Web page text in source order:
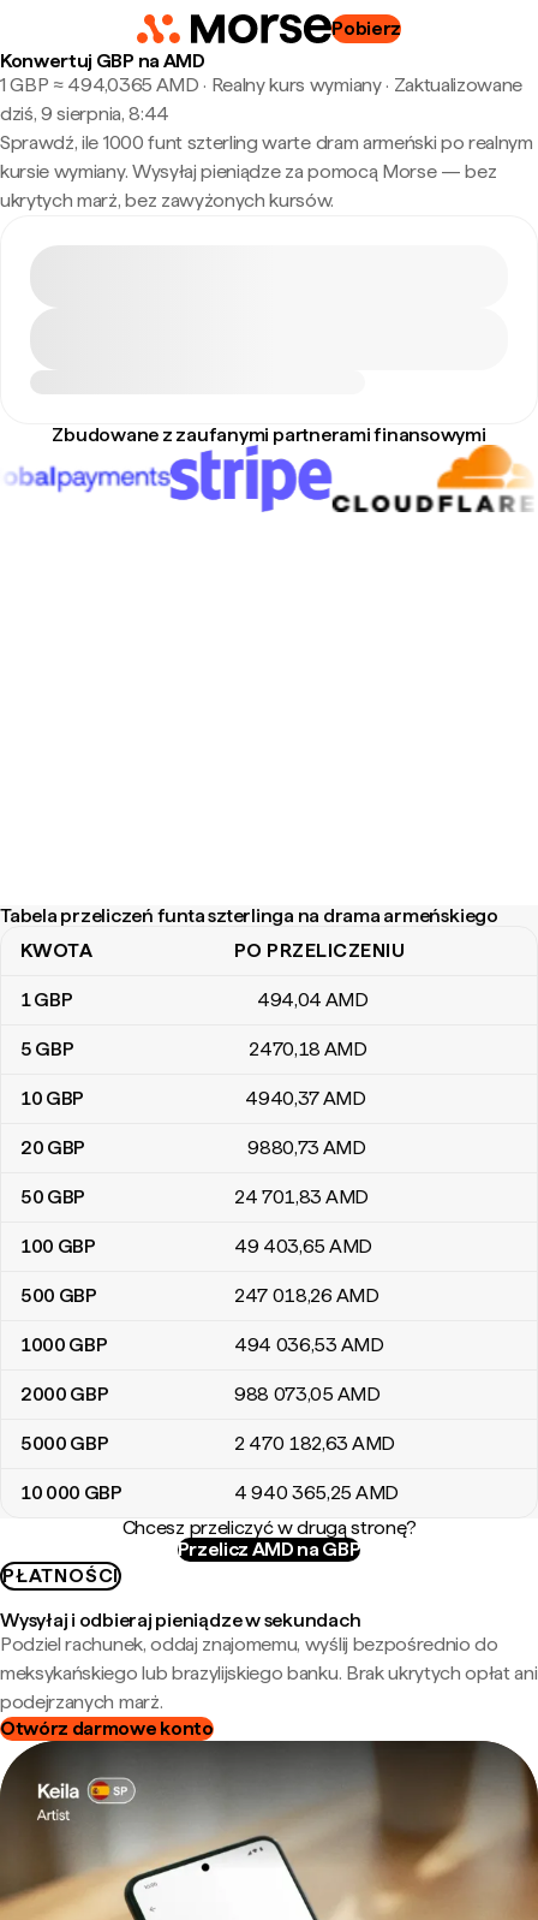
Pobierz
Konwertuj GBP na AMD
1 GBP ≈ 494,0365 AMD · Realny kurs wymiany· Zaktualizowane
dziś, 9 sierpnia, 8:44
Sprawdź, ile 1000 funt szterling warte dram armeński po realnym
kursie wymiany. Wysyłaj pieniądze za pomocą Morse — bez
ukrytych marż, bez zawyżonych kursów.
Zbudowane z zaufanymi partnerami finansowymi
Tabela przeliczeń funta szterlinga na drama armeńskiego
Tabela przeliczeń funta szterlinga na drama armeńskiego
KWOTA PO PRZELICZENIU
1GBP 494,04 AMD
5 GBP 2470,18 AMD
10 GBP 4940,37AMD
20 GBP 9880,73 AMD
50 GBP 24 701,83 AMD
100 GBP 49 403,65 AMD
500 GBP 247 018,26 AMD
1000 GBP 494 036,53 AMD
2000 GBP 988 073,05 AMD
5000 GBP 2 470 182,63 AMD
10 000 GBP 4 940 365,25 AMD
Chcesz przeliczyć w drugą stronę?
Przelicz AMD na GBP
PŁATNOŚCI
Wysyłaj i odbieraj pieniądze w sekundach
Podziel rachunek, oddaj znajomemu, wyślij bezpośrednio do
meksykańskiego lub brazylijskiego banku. Brak ukrytych opłat ani
podejrzanych marż.
Otwórz darmowe konto